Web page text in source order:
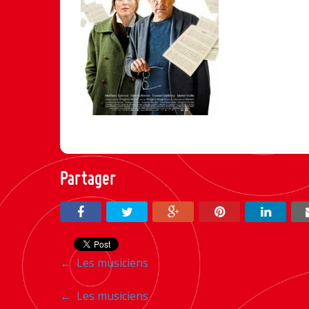
Partager
Navigation
entre
←Les musiciens
Navigation
← Les musiciens